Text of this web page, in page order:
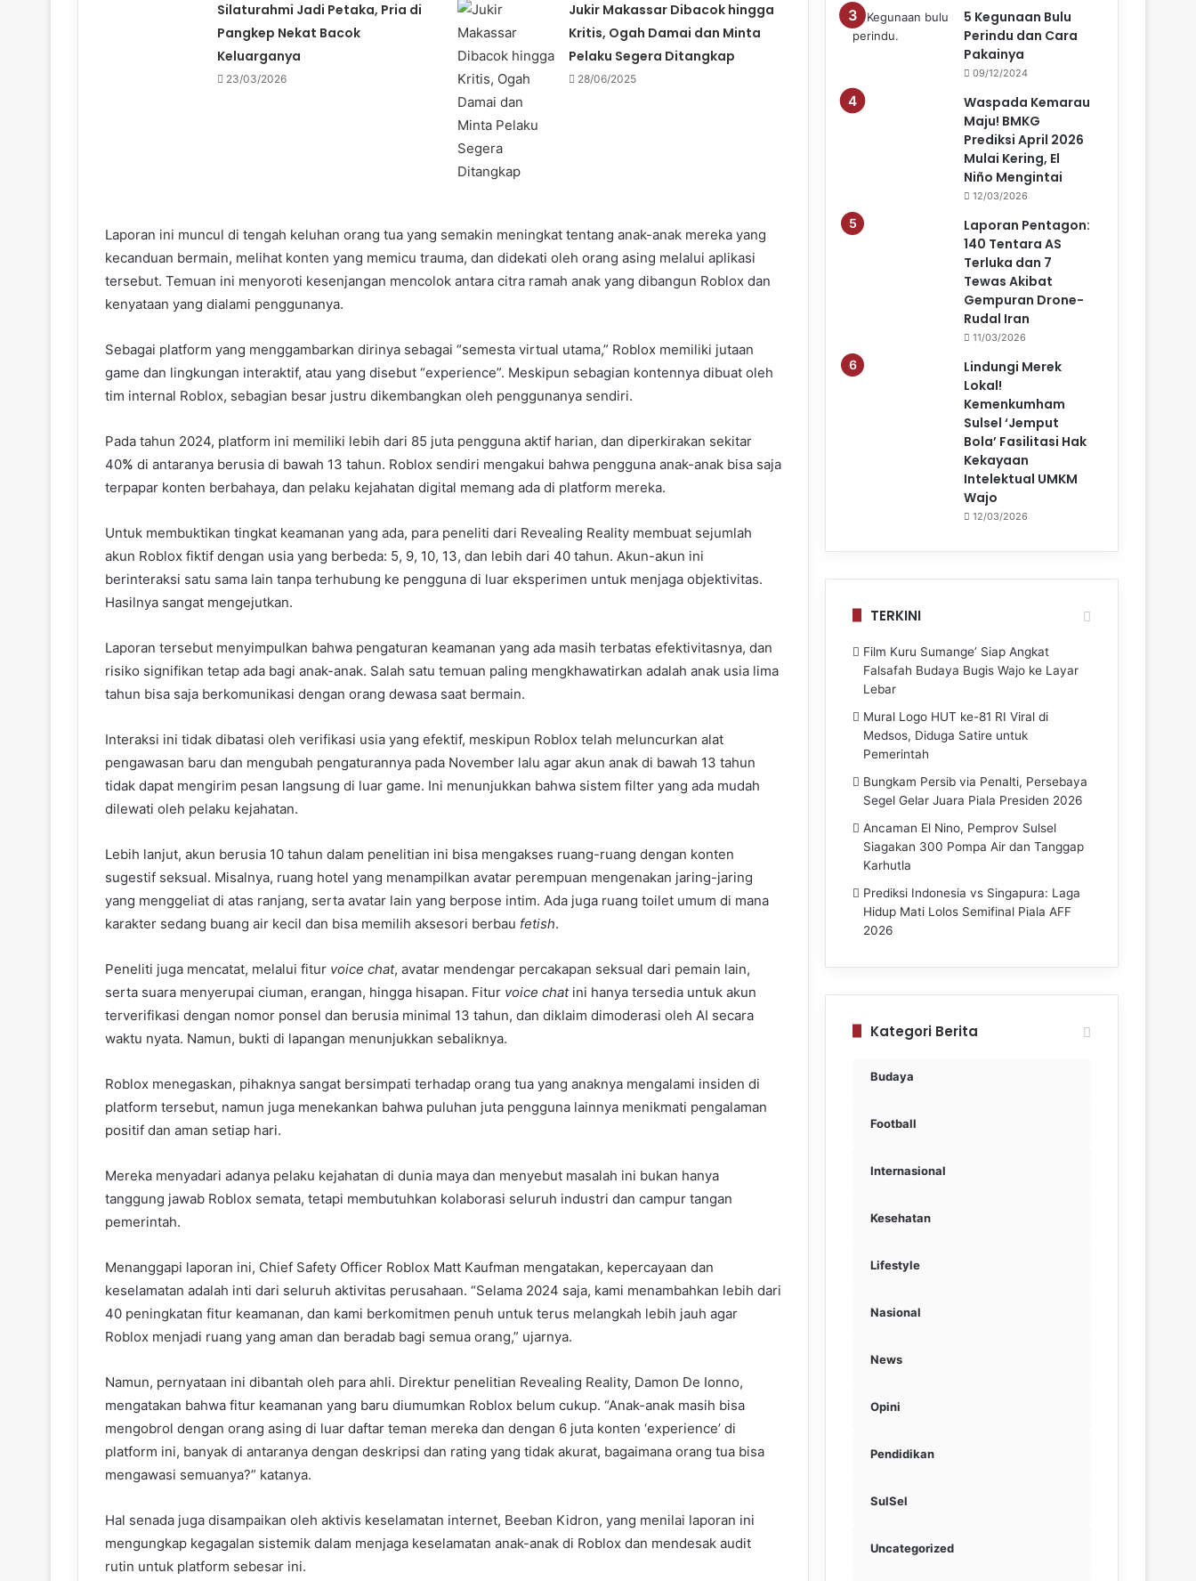
Silaturahmi Jadi Petaka, Pria di
Pangkep Nekat Bacok
Keluarganya
23/03/2026
Jukir Makassar Dibacok hingga
Kritis, Ogah Damai dan Minta
Pelaku Segera Ditangkap
28/06/2025
Laporan ini muncul di tengah keluhan orang tua yang semakin meningkat tentang anak-anak mereka yang
kecanduan bermain, melihat konten yang memicu trauma, dan didekati oleh orang asing melalui aplikasi
tersebut. Temuan ini menyoroti kesenjangan mencolok antara citra ramah anak yang dibangun Roblox dan
kenyataan yang dialami penggunanya.
Sebagai platform yang menggambarkan dirinya sebagai “semesta virtual utama,” Roblox memiliki jutaan
game dan lingkungan interaktif, atau yang disebut “experience”. Meskipun sebagian kontennya dibuat oleh
tim internal Roblox, sebagian besar justru dikembangkan oleh penggunanya sendiri.
Pada tahun 2024, platform ini memiliki lebih dari 85 juta pengguna aktif harian, dan diperkirakan sekitar
40% di antaranya berusia di bawah 13 tahun. Roblox sendiri mengakui bahwa pengguna anak-anak bisa saja
terpapar konten berbahaya, dan pelaku kejahatan digital memang ada di platform mereka.
Untuk membuktikan tingkat keamanan yang ada, para peneliti dari Revealing Reality membuat sejumlah
akun Roblox fiktif dengan usia yang berbeda: 5, 9, 10, 13, dan lebih dari 40 tahun. Akun-akun ini
berinteraksi satu sama lain tanpa terhubung ke pengguna di luar eksperimen untuk menjaga objektivitas.
Hasilnya sangat mengejutkan.
Laporan tersebut menyimpulkan bahwa pengaturan keamanan yang ada masih terbatas efektivitasnya, dan
risiko signifikan tetap ada bagi anak-anak. Salah satu temuan paling mengkhawatirkan adalah anak usia lima
tahun bisa saja berkomunikasi dengan orang dewasa saat bermain.
Interaksi ini tidak dibatasi oleh verifikasi usia yang efektif, meskipun Roblox telah meluncurkan alat
pengawasan baru dan mengubah pengaturannya pada November lalu agar akun anak di bawah 13 tahun
tidak dapat mengirim pesan langsung di luar game. Ini menunjukkan bahwa sistem filter yang ada mudah
dilewati oleh pelaku kejahatan.
Lebih lanjut, akun berusia 10 tahun dalam penelitian ini bisa mengakses ruang-ruang dengan konten
sugestif seksual. Misalnya, ruang hotel yang menampilkan avatar perempuan mengenakan jaring-jaring
yang menggeliat di atas ranjang, serta avatar lain yang berpose intim. Ada juga ruang toilet umum di mana
karakter sedang buang air kecil dan bisa memilih aksesori berbau fetish.
Peneliti juga mencatat, melalui fitur voice chat, avatar mendengar percakapan seksual dari pemain lain,
serta suara menyerupai ciuman, erangan, hingga hisapan. Fitur voice chatini hanya tersedia untuk akun
terverifikasi dengan nomor ponsel dan berusia minimal 13 tahun, dan diklaim dimoderasi oleh AI secara
waktu nyata. Namun, bukti di lapangan menunjukkan sebaliknya.
Roblox menegaskan, pihaknya sangat bersimpati terhadap orang tua yang anaknya mengalami insiden di
platform tersebut, namun juga menekankan bahwa puluhan juta pengguna lainnya menikmati pengalaman
positif dan aman setiap hari.
Mereka menyadari adanya pelaku kejahatan di dunia maya dan menyebut masalah ini bukan hanya
tanggung jawab Roblox semata, tetapi membutuhkan kolaborasi seluruh industri dan campur tangan
pemerintah.
Menanggapi laporan ini, Chief Safety Officer Roblox Matt Kaufman mengatakan, kepercayaan dan
keselamatan adalah inti dari seluruh aktivitas perusahaan. “Selama 2024 saja, kami menambahkan lebih dari
40 peningkatan fitur keamanan, dan kami berkomitmen penuh untuk terus melangkah lebih jauh agar
Roblox menjadi ruang yang aman dan beradab bagi semua orang,” ujarnya.
Namun, pernyataan ini dibantah oleh para ahli. Direktur penelitian Revealing Reality, Damon De Ionno,
mengatakan bahwa fitur keamanan yang baru diumumkan Roblox belum cukup. “Anak-anak masih bisa
mengobrol dengan orang asing di luar daftar teman mereka dan dengan 6 juta konten ‘experience’ di
platform ini, banyak di antaranya dengan deskripsi dan rating yang tidak akurat, bagaimana orang tua bisa
mengawasi semuanya?” katanya.
Hal senada juga disampaikan oleh aktivis keselamatan internet, Beeban Kidron, yang menilai laporan ini
mengungkap kegagalan sistemik dalam menjaga keselamatan anak-anak di Roblox dan mendesak audit
rutin untuk platform sebesar ini.
5 Kegunaan Bulu
Perindu dan Cara
Pakainya
09/12/2024
Waspada Kemarau
Maju! BMKG
Prediksi April 2026
Mulai Kering, El
Niño Mengintai
12/03/2026
Laporan Pentagon:
140 Tentara AS
Terluka dan 7
Tewas Akibat
Gempuran Drone-
Rudal Iran
11/03/2026
Lindungi Merek
Lokal!
Kemenkumham
Sulsel ‘Jemput
Bola’ Fasilitasi Hak
Kekayaan
Intelektual UMKM
Wajo
12/03/2026
TERKINI
Film Kuru Sumange’ Siap Angkat
Falsafah Budaya Bugis Wajo ke Layar
Lebar
Mural Logo HUT ke-81 RI Viral di
Medsos, Diduga Satire untuk
Pemerintah
Bungkam Persib via Penalti, Persebaya
Segel Gelar Juara Piala Presiden 2026
Ancaman El Nino, Pemprov Sulsel
Siagakan 300 Pompa Air dan Tanggap
Karhutla
Prediksi Indonesia vs Singapura: Laga
Hidup Mati Lolos Semifinal Piala AFF
2026
Kategori Berita
Budaya
Football
Internasional
Kesehatan
Lifestyle
Nasional
News
Opini
Pendidikan
SulSel
Uncategorized